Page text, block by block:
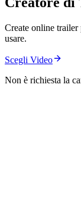
Create online
usare.
Scegli Video
Non è richiesta la